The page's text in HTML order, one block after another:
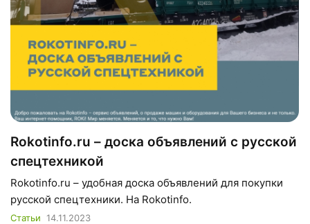
Rokotinfo.ru – доска объявлений с русской
спецтехникой
Rokotinfo.ru – удобная доска объявлений для покупки
русской спецтехники. На Rokotinfo.
Статьи 14.11.2023